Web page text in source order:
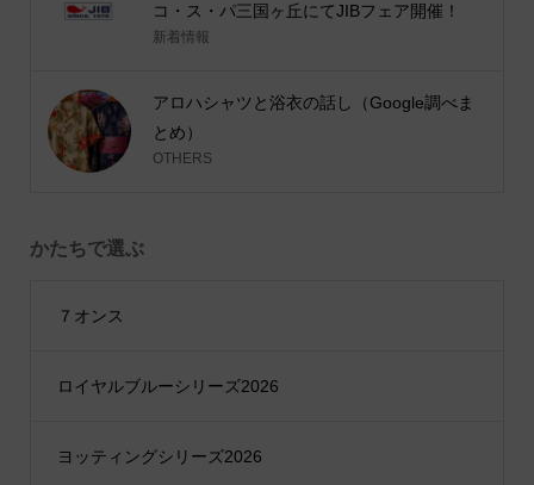
コ・ス・パ三国ヶ丘にてJIBフェア開催！
新着情報
アロハシャツと浴衣の話し（Google調べま
とめ）
OTHERS
かたちで選ぶ
７オンス
ロイヤルブルーシリーズ2026
ヨッティングシリーズ2026